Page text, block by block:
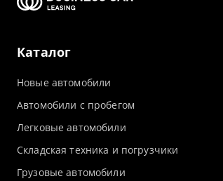
Каталог
Новые автомобили
Автомобили с пробегом
Легковые автомобили
Складская техника и погрузчики
Грузовые автомобили